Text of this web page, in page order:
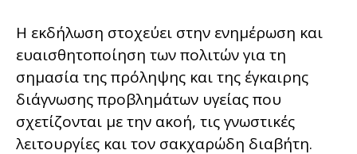
Η εκδήλωση στοχεύει στην ενημέρωση και
ευαισθητοποίηση των πολιτών για τη
σημασία της πρόληψης και της έγκαιρης
διάγνωσης προβλημάτων υγείας που
σχετίζονται με την ακοή, τις γνωστικές
λειτουργίες και τον σακχαρώδη διαβήτη.